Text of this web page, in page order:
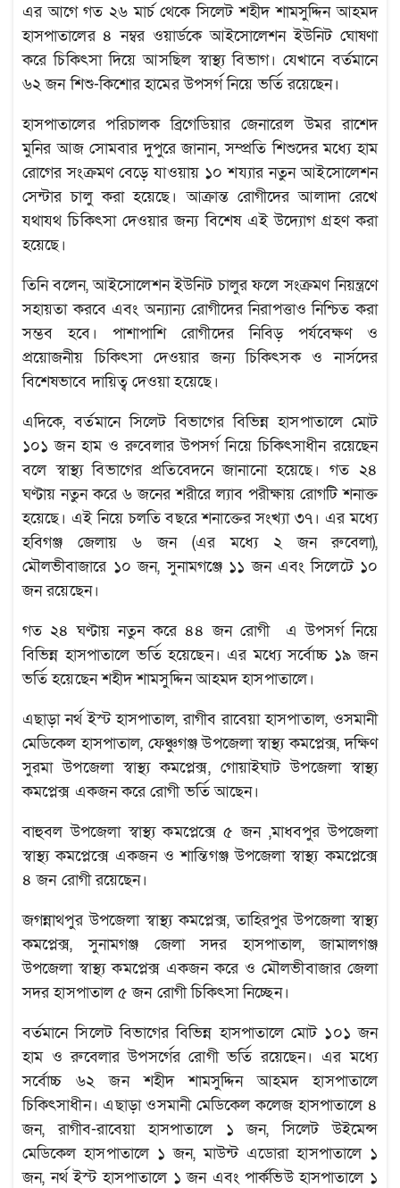
এর আগে গত ২৬ মার্চ থেকে সিলেট শহীদ শামসুদ্দিন আহমদ
হাসপাতালের ৪ নম্বর ওয়ার্ডকে আইসোলেশন ইউনিট ঘোষণা
করে চিকিৎসা দিয়ে আসছিল স্বাস্থ্য বিভাগ। যেখানে বর্তমানে
৬২ জন শিশু-কিশোর হামের উপসর্গ নিয়ে ভর্তি রয়েছেন।
হাসপাতালের পরিচালক ব্রিগেডিয়ার জেনারেল উমর রাশেদ
মুনির আজ সোমবার দুপুরে জানান, সম্প্রতি শিশুদের মধ্যে হাম
রোগের সংক্রমণ বেড়ে যাওয়ায় ১০ শয্যার নতুন আইসোলেশন
সেন্টার চালু করা হয়েছে। আক্রান্ত রোগীদের আলাদা রেখে
যথাযথ চিকিৎসা দেওয়ার জন্য বিশেষ এই উদ্যোগ গ্রহণ করা
হয়েছে।
তিনি বলেন, আইসোলেশন ইউনিট চালুর ফলে সংক্রমণ নিয়ন্ত্রণে
সহায়তা করবে এবং অন্যান্য রোগীদের নিরাপত্তাও নিশ্চিত করা
সম্ভব হবে। পাশাপাশি রোগীদের নিবিড় পর্যবেক্ষণ ও
প্রয়োজনীয় চিকিৎসা দেওয়ার জন্য চিকিৎসক ও নার্সদের
বিশেষভাবে দায়িত্ব দেওয়া হয়েছে।
এদিকে, বর্তমানে সিলেট বিভাগের বিভিন্ন হাসপাতালে মোট
১০১ জন হাম ও রুবেলার উপসর্গ নিয়ে চিকিৎসাধীন রয়েছেন
বলে স্বাস্থ্য বিভাগের প্রতিবেদনে জানানো হয়েছে। গত ২৪
ঘণ্টায় নতুন করে ৬ জনের শরীরে ল্যাব পরীক্ষায় রোগটি শনাক্ত
হয়েছে। এই নিয়ে চলতি বছরে শনাক্তের সংখ্যা ৩৭। এর মধ্যে
হবিগঞ্জ জেলায় ৬ জন (এর মধ্যে ২ জন রুবেলা),
মৌলভীবাজারে ১০ জন, সুনামগঞ্জে ১১ জন এবং সিলেটে ১০
জন রয়েছেন।
গত ২৪ ঘণ্টায় নতুন করে ৪৪ জন রোগী এ উপসর্গ নিয়ে
বিভিন্ন হাসপাতালে ভর্তি হয়েছেন। এর মধ্যে সর্বোচ্চ ১৯ জন
ভর্তি হয়েছেন শহীদ শামসুদ্দিন আহমদ হাসপাতালে।
এছাড়া নর্থ ইস্ট হাসপাতাল, রাগীব রাবেয়া হাসপাতাল, ওসমানী
মেডিকেল হাসপাতাল, ফেঞ্চুগঞ্জ উপজেলা স্বাস্থ্য কমপ্লেক্স, দক্ষিণ
সুরমা উপজেলা স্বাস্থ্য কমপ্লেক্স, গোয়াইঘাট উপজেলা স্বাস্থ্য
কমপ্লেক্স একজন করে রোগী ভর্তি আছেন।
বাহুবল উপজেলা স্বাস্থ্য কমপ্লেক্সে ৫ জন ,মাধবপুর উপজেলা
স্বাস্থ্য কমপ্লেক্সে একজন ও শান্তিগঞ্জ উপজেলা স্বাস্থ্য কমপ্লেক্সে
৪ জন রোগী রয়েছেন।
জগন্নাথপুর উপজেলা স্বাস্থ্য কমপ্লেক্স, তাহিরপুর উপজেলা স্বাস্থ্য
কমপ্লেক্স, সুনামগঞ্জ জেলা সদর হাসপাতাল, জামালগঞ্জ
উপজেলা স্বাস্থ্য কমপ্লেক্স একজন করে ও মৌলভীবাজার জেলা
সদর হাসপাতাল ৫ জন রোগী চিকিৎসা নিচ্ছেন।
বর্তমানে সিলেট বিভাগের বিভিন্ন হাসপাতালে মোট ১০১ জন
হাম ও রুবেলার উপসর্গের রোগী ভর্তি রয়েছেন। এর মধ্যে
সর্বোচ্চ ৬২ জন শহীদ শামসুদ্দিন আহমদ হাসপাতালে
চিকিৎসাধীন। এছাড়া ওসমানী মেডিকেল কলেজ হাসপাতালে ৪
জন, রাগীব-রাবেয়া হাসপাতালে ১ জন, সিলেট উইমেন্স
মেডিকেল হাসপাতালে ১ জন, মাউন্ট এডোরা হাসপাতালে ১
জন, নর্থ ইস্ট হাসপাতালে ১ জন এবং পার্কভিউ হাসপাতালে ১